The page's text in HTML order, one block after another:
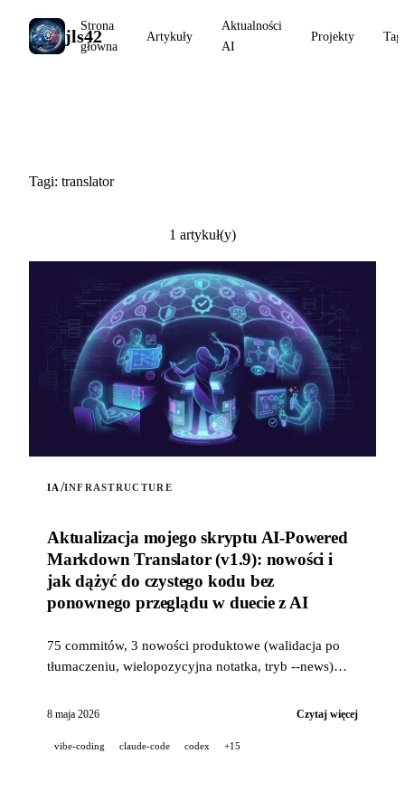
jls42
Strona
główna
Artykuły
Aktualności
AI
Projekty Tagi
Tagi: translator
1 artykuł(y)
IA /INFRASTRUCTURE
Aktualizacja mojego skryptu AI-Powered
Markdown Translator (v1.9): nowości i
jak dążyć do czystego kodu bez
ponownego przeglądu w duecie z AI
75 commitów, 3 nowości produktowe (walidacja po
tłumaczeniu, wielopozycyjna notatka, tryb --news)
testów, recenzja PR wspomagana przez AI) do dążenia
w duecie z AI.
8 maja 2026 Czytaj więcej
vibe-coding claude-code codex +15